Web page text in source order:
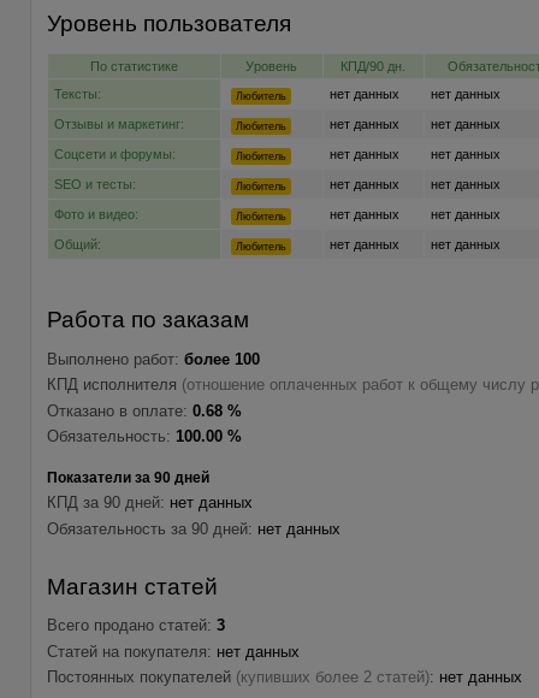
Уровень пользователя
По статистике Уровень КПД/90 дн.
Тексты:
Любитель нет данных нет данных
Отзывы и маркетинг: Любитель нет данных нет данных
Соцсети и форумы: Любитель нет данных нет данных
SEO и тесты: Любитель нет данных нет данных
Фото и видео: Любитель нет данных нет данных
Общий: Любитель нет данных нет данных
Работа по заказам
Выполнено работ: более 100
КПД исполнителя (отношение оплаченных работ к общему числу
Отказано в оплате: 0.68 %
Обязательность: 100.00 %
Показатели за 90 дней
КПД за 90 дней: нет данных
Обязательность за 90 дней: нет данных
Магазин статей
Всего продано статей: 3
Статей на покупателя: нет данных
Постоянных покупателей (купивших более 2 статей): нет данных